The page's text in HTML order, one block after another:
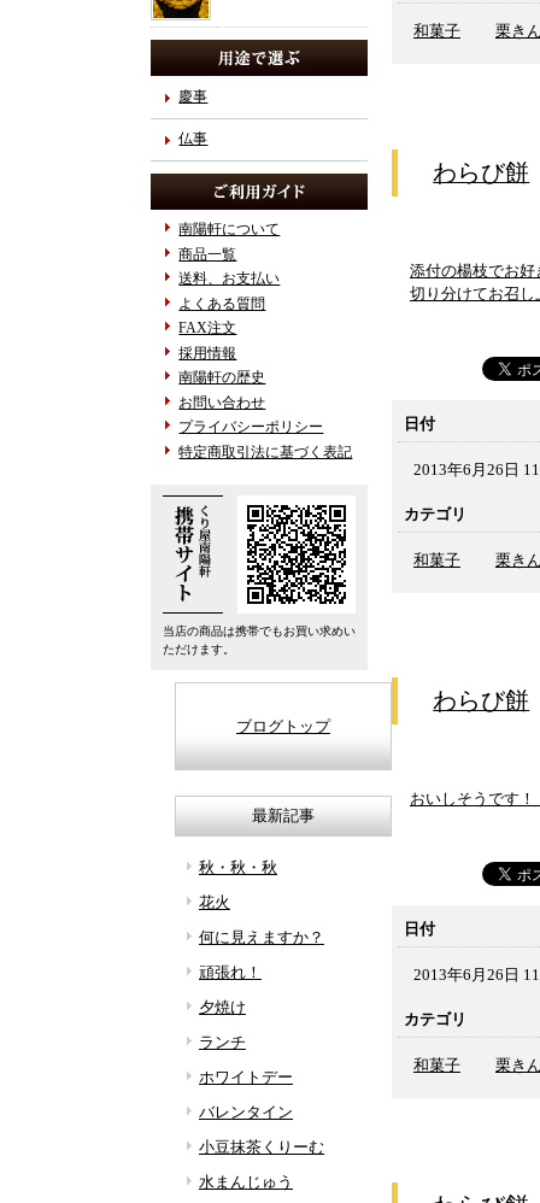
慶事
仏事
南陽軒について
商品一覧
送料、お支払い
よくある質問
FAX注文
採用情報
南陽軒の歴史
お問い合わせ
プライバシーポリシー
特定商取引法に基づく表記
当店の商品は携帯でもお買い求めい
ただけます。
和菓子 栗き
わらび餅
添付の楊枝でお好
切り分けてお召
日付
2013年6月26日
カテゴリ
和菓子 栗き
わらび餅
おいしそうです！
日付
2013年6月26日
カテゴリ
和菓子 栗き
ブログトップ
最新記事
秋・秋・秋
花火
何に見えますか？
頑張れ！
夕焼け
ランチ
ホワイトデー
バレンタイン
小豆抹茶くりーむ
水まんじゅう